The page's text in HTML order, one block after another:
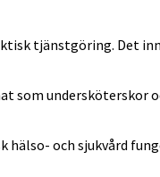
tjänstgöring. Det
som undersköterskor
och sjukvård